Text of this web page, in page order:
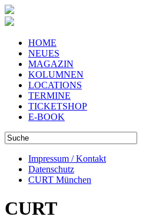
HOME
NEUES
MAGAZIN
KOLUMNEN
LOCATIONS
TERMINE
TICKETSHOP
E-BOOK
Impressum / Kontakt
Datenschutz
CURT München
CURT